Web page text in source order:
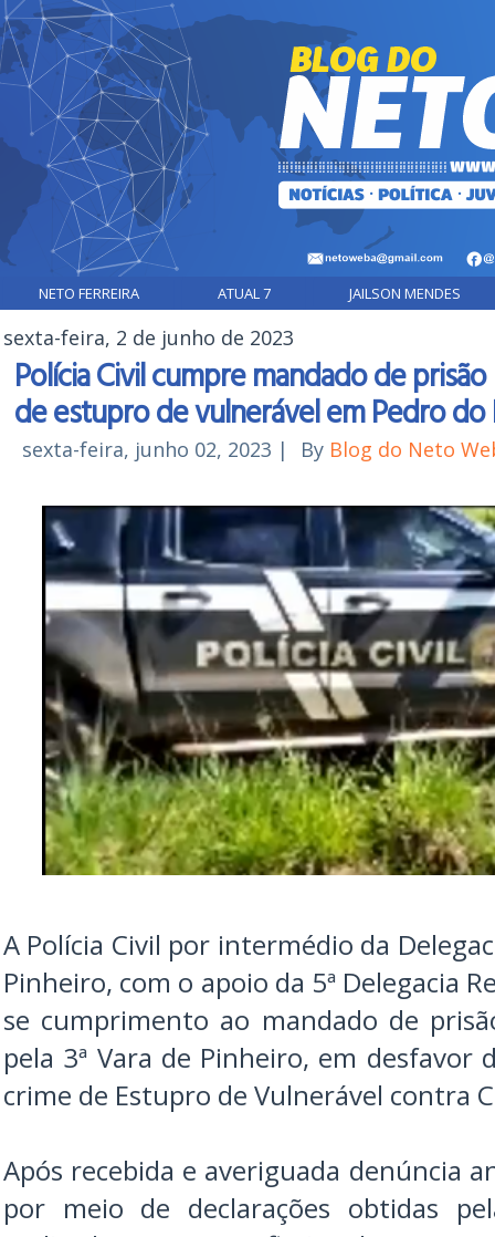
NETO FERREIRA ATUAL 7 JAILSON MENDES
sexta-feira, 2 de junho de 2023
Polícia Civil cumpre mandado de
de estupro de vulnerável em Pedro do
sexta-feira, junho 02, 2023 | By Blog do Neto
A Polícia Civil por intermédio da
Pinheiro, com o apoio da 5ª Delegacia
se cumprimento ao mandado de
pela 3ª Vara de Pinheiro, em desfavor
crime de Estupro de Vulnerável contra
Após recebida e averiguada denúncia
por meio de declarações obtidas